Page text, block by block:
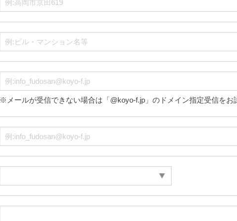
※メールが受信できない場合は「@koyo-f.jp」のドメイン指定受信をお